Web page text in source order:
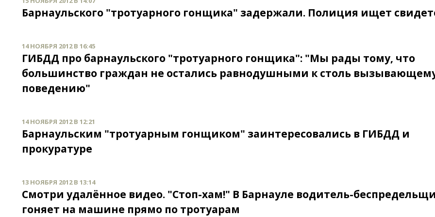
Барнаульского "тротуарного гонщика" задержали. Полиция ищет
14 НОЯБРЯ 2012 В 16:45
ГИБДД про барнаульского "тротуарного гонщика": "Мы рады тому, что
большинство граждан не остались равнодушными к столь
поведению"
14 НОЯБРЯ 2012 В 12:21
Барнаульским "тротуарным гонщиком" заинтересовались в ГИБДД и
прокуратуре
13 НОЯБРЯ 2012 В 13:14
Смотри удалённое видео. "Стоп-хам!" В Барнауле водитель-
гоняет на машине прямо по тротуарам